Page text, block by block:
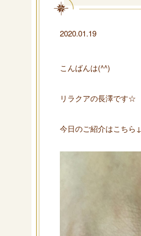
2020.01.19
こんばんは(^^)
リラクアの長澤です☆
今日のご紹介はこちら↓